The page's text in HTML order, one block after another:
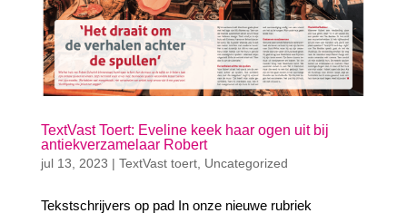
TextVast Toert: Eveline keek haar ogen uit bij
antiekverzamelaar Robert
jul 13, 2023 | TextVast toert, Uncategorized
Tekstschrijvers op pad In onze nieuwe rubriek